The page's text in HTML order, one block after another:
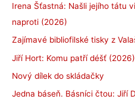
Irena Šťastná: Našli jejího tátu
naproti (2026)
Zajímavé bibliofilské tisky z
Jiří Hort: Komu patří déšť (2026)
Nový dílek do skládačky
Jedna báseň. Básníci čtou: Jiří